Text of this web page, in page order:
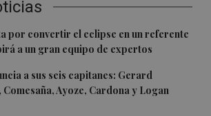
por convertir el eclipse en un referente
a un gran equipo de expertos
a sus seis capitanes: Gerard
Ayoze, Cardona y Logan